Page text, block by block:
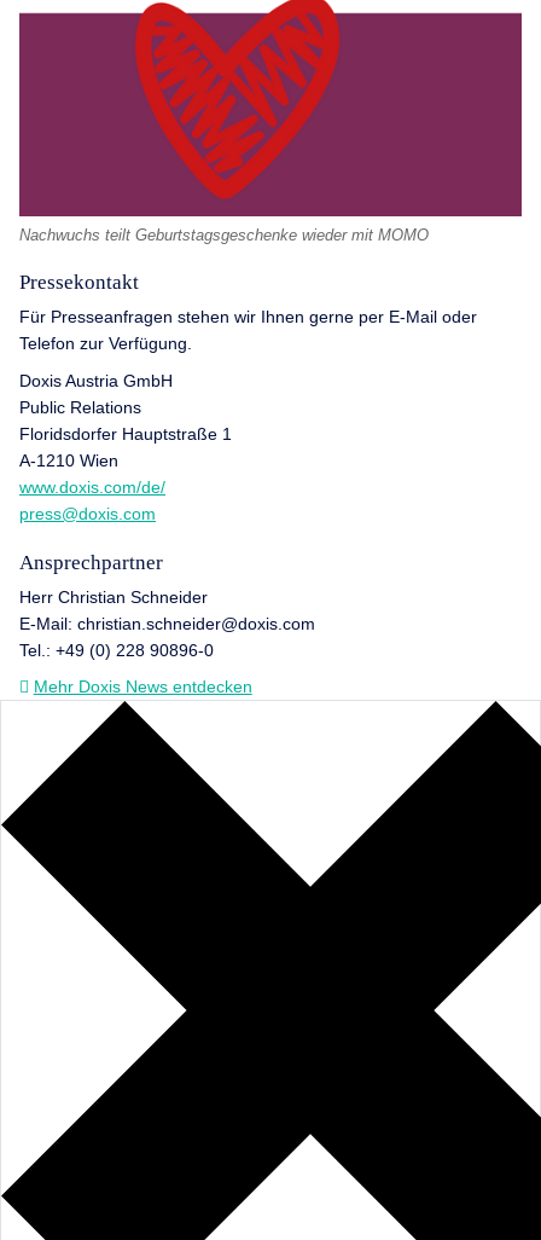
Nachwuchs teilt Geburtstagsgeschenke wieder mit MOMO
Pressekontakt
Für Presseanfragen stehen wir Ihnen gerne per E-Mail oder
Telefon zur Verfügung.
Doxis Austria GmbH
Public Relations
Floridsdorfer Hauptstraße 1
A-1210 Wien
www.doxis.com/de/
press@doxis.com
Ansprechpartner
Herr Christian Schneider
E-Mail: christian.schneider@doxis.com
Tel.: +49 (0) 228 90896-0
Mehr Doxis News entdecken